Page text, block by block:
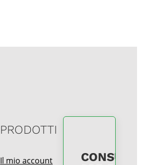
PRODOTTI
Il mio account